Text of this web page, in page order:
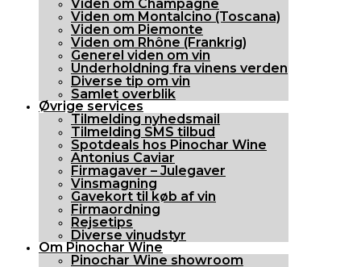
Viden om Champagne
Viden om Montalcino (Toscana)
Viden om Piemonte
Viden om Rhône (Frankrig)
Generel viden om vin
Underholdning fra vinens verden
Diverse tip om vin
Samlet overblik
Øvrige services
Tilmelding nyhedsmail
Tilmelding SMS tilbud
Spotdeals hos Pinochar Wine
Antonius Caviar
Firmagaver – Julegaver
Vinsmagning
Gavekort til køb af vin
Firmaordning
Rejsetips
Diverse vinudstyr
Om Pinochar Wine
Pinochar Wine showroom